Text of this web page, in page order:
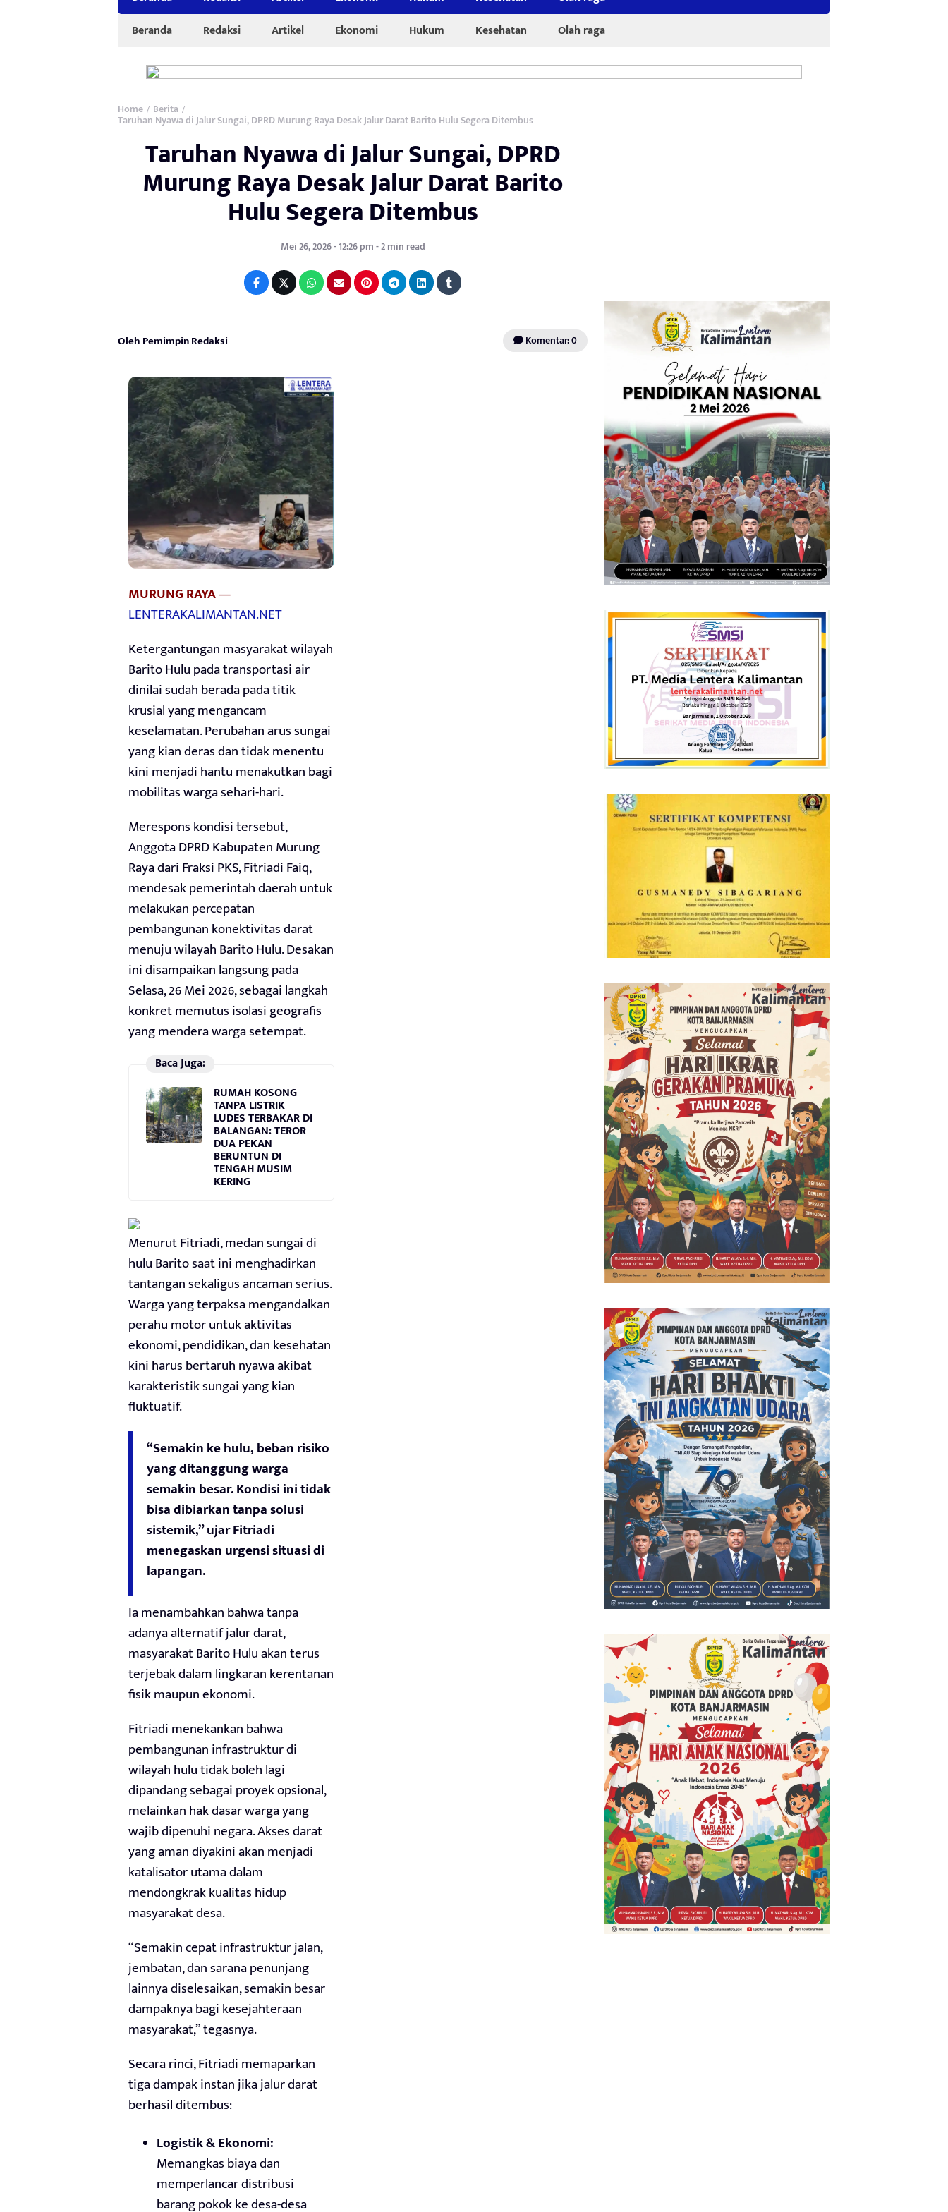
Beranda
Redaksi Artikel Ekonomi Hukum Kesehatan Olah raga
Home / Berita /
Taruhan Nyawa di Jalur Sungai, DPRD Murung Raya Desak Jalur Darat Barito Hulu Segera Ditembus
Taruhan Nyawa di Jalur Sungai, DPRD
Murung Raya Desak Jalur Darat Barito
Hulu Segera Ditembus
Mei 26, 2026 - 12:26 pm - 2 min read
Oleh Pemimpin Redaksi Komentar: 0
MURUNG RAYA—
LENTERAKALIMANTAN.NET
Ketergantungan masyarakat wilayah
Barito Hulu pada transportasi air
dinilai sudah berada pada titik
krusial yang mengancam
keselamatan. Perubahan arus sungai
yang kian deras dan tidak menentu
kini menjadi hantu menakutkan bagi
mobilitas warga sehari-hari.
Merespons kondisi tersebut,
Anggota DPRD Kabupaten Murung
Raya dari Fraksi PKS, Fitriadi Faiq,
mendesak pemerintah daerah untuk
melakukan percepatan
pembangunan konektivitas darat
menuju wilayah Barito Hulu. Desakan
ini disampaikan langsung pada
Selasa, 26 Mei 2026, sebagai langkah
konkret memutus isolasi geografis
yang mendera warga setempat.
Baca Juga:
RUMAH KOSONG
TANPA LISTRIK
LUDES TERBAKAR DI
BALANGAN: TEROR
DUA PEKAN
BERUNTUN DI
TENGAH MUSIM
KERING
Menurut Fitriadi, medan sungai di
hulu Barito saat ini menghadirkan
tantangan sekaligus ancaman serius.
Warga yang terpaksa mengandalkan
perahu motor untuk aktivitas
ekonomi, pendidikan, dan kesehatan
kini harus bertaruh nyawa akibat
karakteristik sungai yang kian
fluktuatif.
“Semakin ke hulu, beban risiko
yang ditanggung warga
semakin besar. Kondisi ini tidak
bisa dibiarkan tanpa solusi
sistemik,” ujar Fitriadi
menegaskan urgensi situasi di
lapangan.
Ia menambahkan bahwa tanpa
adanya alternatif jalur darat,
masyarakat Barito Hulu akan terus
terjebak dalam lingkaran kerentanan
fisik maupun ekonomi.
Fitriadi menekankan bahwa
pembangunan infrastruktur di
wilayah hulu tidak boleh lagi
dipandang sebagai proyek opsional,
melainkan hak dasar warga yang
wajib dipenuhi negara. Akses darat
yang aman diyakini akan menjadi
katalisator utama dalam
mendongkrak kualitas hidup
masyarakat desa.
“Semakin cepat infrastruktur jalan,
jembatan, dan sarana penunjang
lainnya diselesaikan, semakin besar
dampaknya bagi kesejahteraan
masyarakat,” tegasnya.
Secara rinci, Fitriadi memaparkan
tiga dampak instan jika jalur darat
berhasil ditembus:
Logistik & Ekonomi:
Memangkas biaya dan
memperlancar distribusi
barang pokok ke desa-desa